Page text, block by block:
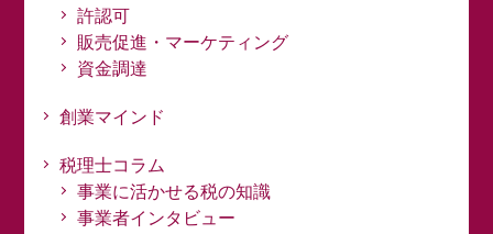
許認可
販売促進・マーケティング
資金調達
創業マインド
税理士コラム
事業に活かせる税の知識
事業者インタビュー